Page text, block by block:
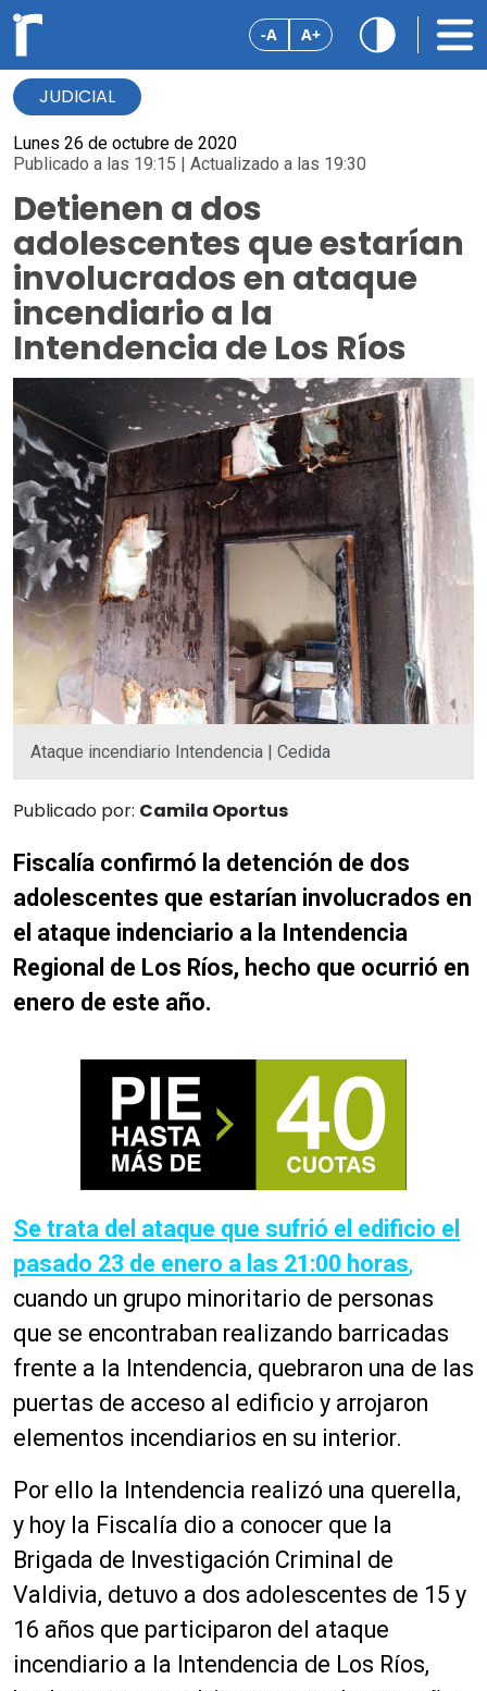
-A A+
JUDICIAL
Lunes 26 de octubre de 2020
Publicado a las 19:15 | Actualizado a las 19:30
Detienen a dos
adolescentes que estarían
involucrados en ataque
incendiario a la
Intendencia de Los Ríos
Ataque incendiario Intendencia | Cedida
Publicado por: Camila Oportus
Fiscalía confirmó la detención de dos
adolescentes que estarían involucrados en
el ataque indenciario a la Intendencia
Regional de Los Ríos, hecho que ocurrió en
enero de este año.
Se trata del ataque que sufrió el edificio el
pasado 23 de enero a las 21:00 horas,
cuando un grupo minoritario de personas
que se encontraban realizando barricadas
frente a la Intendencia, quebraron una de las
puertas de acceso al edificio y arrojaron
elementos incendiarios en su interior.
Por ello la Intendencia realizó una querella,
y hoy la Fiscalía dio a conocer que la
Brigada de Investigación Criminal de
Valdivia, detuvo a dos adolescentes de 15 y
16 años que participaron del ataque
incendiario a la Intendencia de Los Ríos,